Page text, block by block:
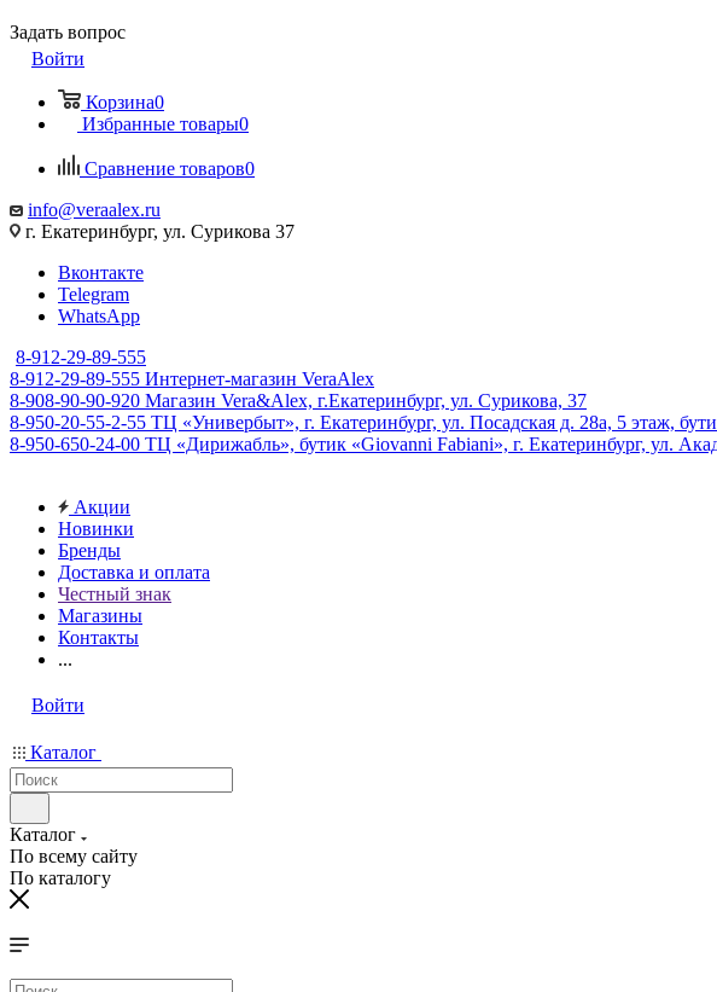
Задать вопрос
Войти
Корзина0
Избранные товары0
Сравнение товаров0
info@veraalex.ru
г. Екатеринбург, ул. Сурикова 37
Вконтакте
Telegram
WhatsApp
8-912-29-89-555
8-912-29-89-555 Интернет-магазин VeraAlex
8-908-90-90-920 Магазин Vera&Alex, г.Екатеринбург, ул. Сурикова, 37
8-950-20-55-2-55 ТЦ «Универбыт», г. Екатеринбург, ул. Посадская д. 28а, 5 этаж,
8-950-650-24-00 ТЦ «Дирижабль», бутик «Giovanni Fabiani», г. Екатеринбург, ул.
Акции
Новинки
Бренды
Доставка и оплата
Честный знак
Магазины
Контакты
...
Войти
Каталог
Каталог
По всему сайту
По каталогу